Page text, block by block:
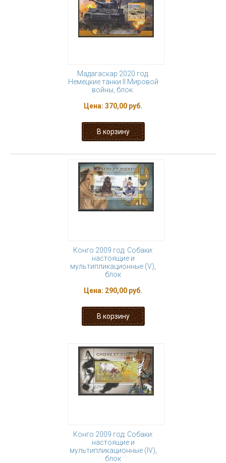
Мадагаскар 2020 год.
Немецкие танки II Мировой
войны, блок.
Цена: 370,00 руб.
Конго 2009 год. Собаки:
настоящие и
мультипликационные (V),
блок
Цена: 290,00 руб.
Конго 2009 год. Собаки:
настоящие и
мультипликационные (IV),
блок